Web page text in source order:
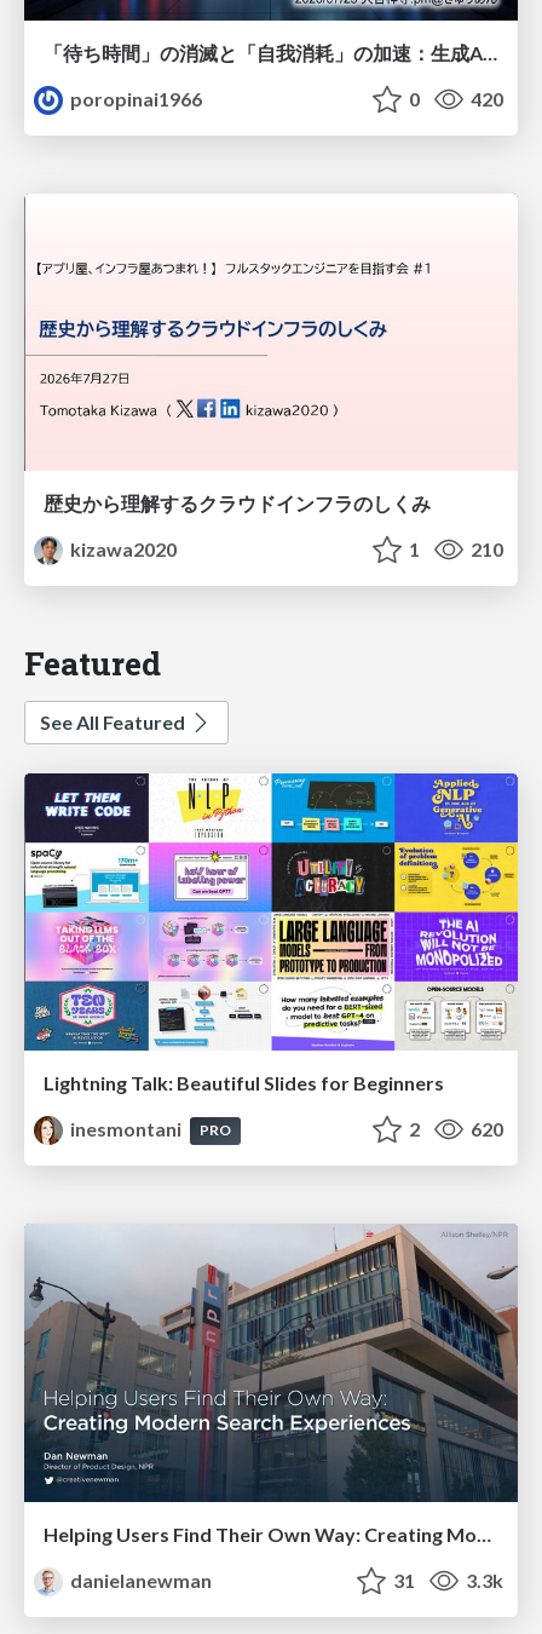
poropinai1966
0 420
歴史から理解するクラウドインフラのしくみ
kizawa2020
1 210
Featured
See All Featured
Lightning Talk: Beautiful Slides for Beginners
inesmontani
PRO 2 620
Helping Users Find Their Own Way: Creating Modern Search Experiences
danielanewman
31 3.3k